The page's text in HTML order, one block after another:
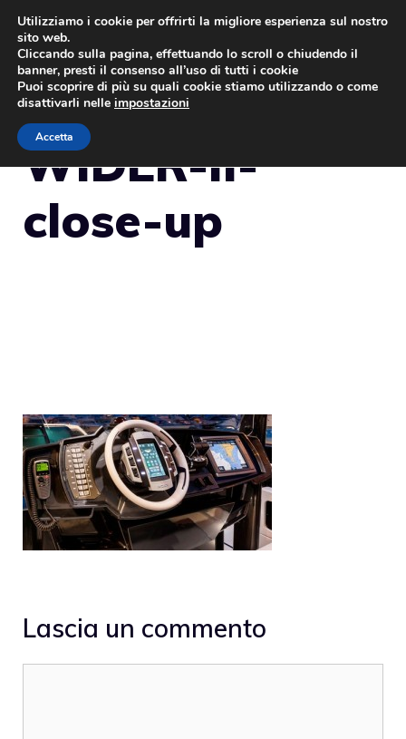
Vai
contenuto
WIDER-II-
close-up
Lascia un commento
Utilizziamo i cookie per offrirti la migliore esperienza sul nostro
sito web.
Cliccando sulla pagina, effettuando lo scroll o chiudendo il
banner, presti il consenso all’uso di tutti i cookie
Puoi scoprire di più su quali cookie stiamo utilizzando o come
disattivarli nelle impostazioni
Accetta